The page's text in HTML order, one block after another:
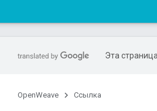
Эта
OpenWeave Ссылка